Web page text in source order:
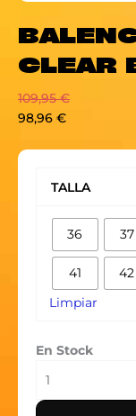
CLEAR
109,95€
98,96 €
TALLA
36 37
41 42
Limpiar
En Stock
CLEAR
BLANCAS
cantidad